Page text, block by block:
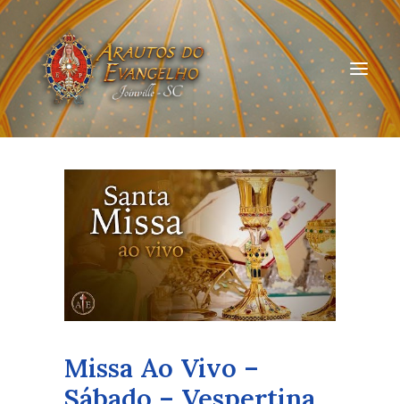
QUEM SOMOS
ARAUTOS JOINVILLE
Missa Ao Vivo –